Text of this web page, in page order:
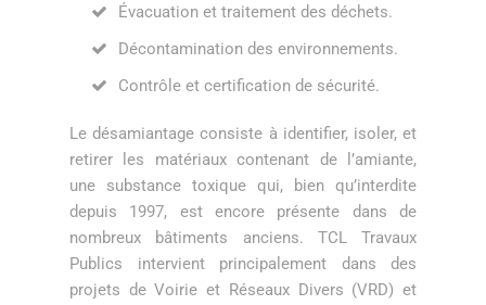
Évacuation et traitement des déchets.
Décontamination des environnements.
Contrôle et certification de sécurité.
Le désamiantage consiste à identifier, isoler, et
retirer les matériaux contenant de l’amiante,
une substance toxique qui, bien qu’interdite
depuis 1997, est encore présente dans de
nombreux bâtiments anciens. TCL Travaux
Publics intervient principalement dans des
projets de Voirie et Réseaux Divers (VRD) et